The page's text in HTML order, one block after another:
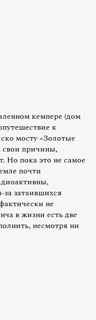
кемпере (дом
к
мосту «Золотые
свои причины,
Но пока это не самое
почти
за затаившихся
не
в жизни есть две
несмотря ни